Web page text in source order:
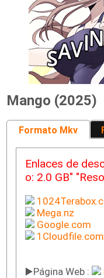
Mango (2025)
Formato Mkv
Enlaces de
o: 2.0 GB"
Mega.nz
Google.com
1Cloudfile.com
▶️Página Web :